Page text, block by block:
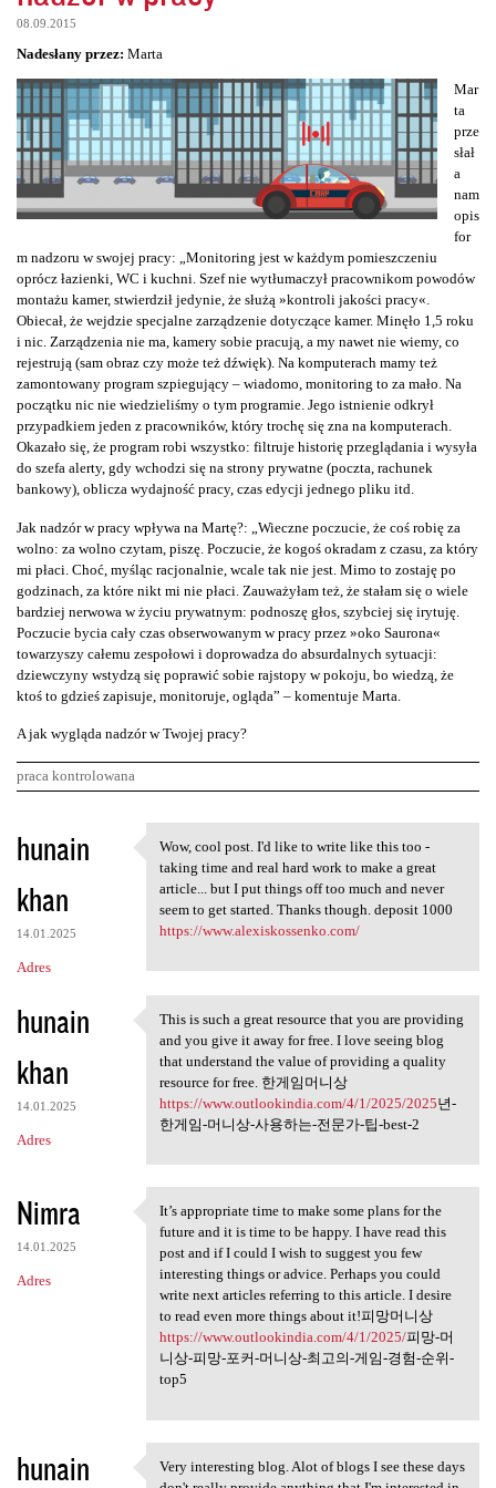
08.09.2015
Nadesłany przez: Marta
Mar
ta
prze
słał
a
nam
opis
for
m nadzoru w swojej pracy: „Monitoring jest w każdym pomieszczeniu
oprócz łazienki, WC i kuchni. Szef nie wytłumaczył pracownikom powodów
montażu kamer, stwierdził jedynie, że służą »kontroli jakości pracy«.
Obiecał, że wejdzie specjalne zarządzenie dotyczące kamer. Minęło 1,5 roku
i nic. Zarządzenia nie ma, kamery sobie pracują, a my nawet nie wiemy, co
rejestrują (sam obraz czy może też dźwięk). Na komputerach mamy też
zamontowany program szpiegujący – wiadomo, monitoring to za mało. Na
początku nic nie wiedzieliśmy o tym programie. Jego istnienie odkrył
przypadkiem jeden z pracowników, który trochę się zna na komputerach.
Okazało się, że program robi wszystko: filtruje historię przeglądania i wysyła
do szefa alerty, gdy wchodzi się na strony prywatne (poczta, rachunek
bankowy), oblicza wydajność pracy, czas edycji jednego pliku itd.
Jak nadzór w pracy wpływa na Martę?: „Wieczne poczucie, że coś robię za
wolno: za wolno czytam, piszę. Poczucie, że kogoś okradam z czasu, za który
mi płaci. Choć, myśląc racjonalnie, wcale tak nie jest. Mimo to zostaję po
godzinach, za które nikt mi nie płaci. Zauważyłam też, że stałam się o wiele
bardziej nerwowa w życiu prywatnym: podnoszę głos, szybciej się irytuję.
Poczucie bycia cały czas obserwowanym w pracy przez »oko Saurona«
towarzyszy całemu zespołowi i doprowadza do absurdalnych sytuacji:
dziewczyny wstydzą się poprawić sobie rajstopy w pokoju, bo wiedzą, że
ktoś to gdzieś zapisuje, monitoruje, ogląda” – komentuje Marta.
A jak wygląda nadzór w Twojej pracy?
praca kontrolowana
K
o
m
e
n
a
r
z
e
hunain
khan
14.01.2025
Adres
Wow, cool post. I'd like to
Wow, cool post. I'd like to write like this too -
taking time and real hard work to make a great
article... but I put things off too much and never
seem to get started. Thanks though. deposit 1000
https://www.alexiskossenko.com/
hunain
khan
14.01.2025
Adres
This is such a great resource
This is such a great resource that you are providing
and you give it away for free. I love seeing blog
that understand the value of providing a quality
resource for free. 한게임머니상
https://www.outlookindia.com/4/1/2025/2025년-
한게임-머니상-사용하는-전문가-팁-best-2
Nimra
14.01.2025
Adres
It’s appropriate time to make
It’s appropriate time to make some plans for the
future and it is time to be happy. I have read this
post and if I could I wish to suggest you few
interesting things or advice. Perhaps you could
write next articles referring to this article. I desire
to read even more things about it!피망머니상
https://www.outlookindia.com/4/1/2025/피망-머
니상-피망-포커-머니상-최고의-게임-경험-순위-
top5
hunain
Very interesting blog. Alot of blogs I see these days